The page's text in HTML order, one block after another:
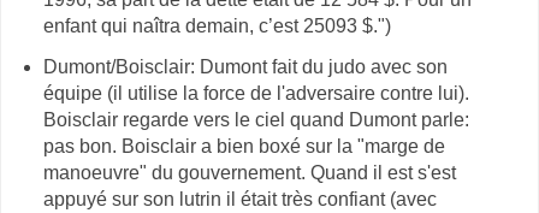
enfant qui naîtra demain, c’est 25093 $.")
Dumont/Boisclair: Dumont fait du judo avec son
équipe (il utilise la force de l'adversaire contre lui).
Boisclair regarde vers le ciel quand Dumont parle:
pas bon. Boisclair a bien boxé sur la "marge de
manoeuvre" du gouvernement. Quand il est s'est
appuyé sur son lutrin il était très confiant (avec